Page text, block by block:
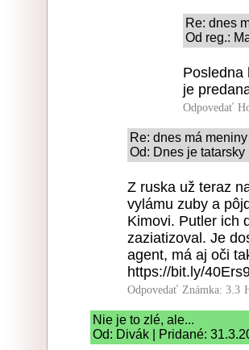
Re: dnes
Od reg.:
Posledna
je
Odpovedať
Re: dnes má
Od: Dnes je
Z ruska už teraz
vylámu zuby a
Kimovi. Putler ich
zaziatizoval. Je
agent, má aj oči
https://bit.ly/
Odpovedať Známka: 3.3
Nie je to zlé, ale...
Od: Divák | Pridané: